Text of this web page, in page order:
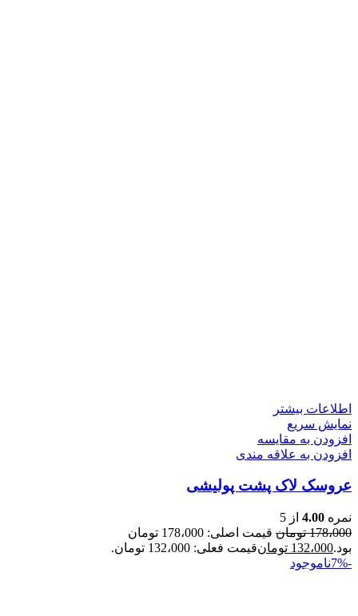
اطلاعات بیشتر
نمایش سریع
افزودن به مقایسه
افزودن به علاقه مندی
عروسک لاک پشت پولیشی
نمره 4.00 از 5
178،000 تومان
قیمت اصلی: 178،000 تومان
بود.132،000 تومانقیمت فعلی: 132،000 تومان.
-7%
ناموجود